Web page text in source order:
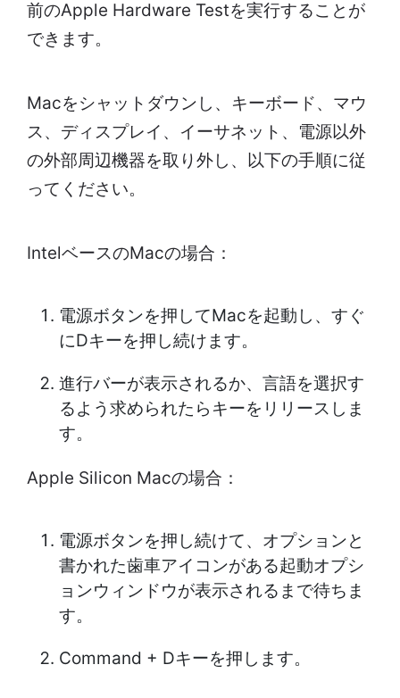
前のApple Hardware Testを実行することが
できます。
Macをシャットダウンし、キーボード、マウ
ス、ディスプレイ、イーサネット、電源以外
の外部周辺機器を取り外し、以下の手順に従
ってください。
IntelベースのMacの場合：
電源ボタンを押してMacを起動し、すぐ
にDキーを押し続けます。
進行バーが表示されるか、言語を選択す
るよう求められたらキーをリリースしま
す。
Apple Silicon Macの場合：
電源ボタンを押し続けて、オプションと
書かれた歯車アイコンがある起動オプシ
ョンウィンドウが表示されるまで待ちま
す。
Command + Dキーを押します。